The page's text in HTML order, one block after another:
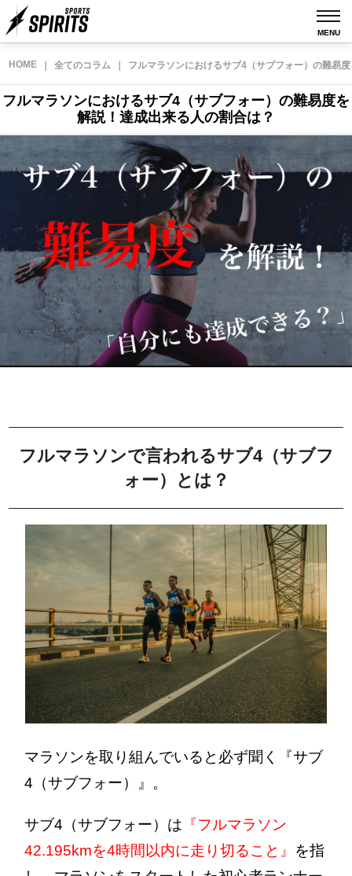
MENU
HOME 全てのコラム フルマラソンにおけるサブ4（サブフォー）の難易
フルマラソンにおけるサブ4（サブフォー）の難易度を
解説！達成出来る人の割合は？
フルマラソンで言われるサブ4（サブフ
ォー）とは？
マラソンを取り組んでいると必ず聞く『サブ
4（サブフォー）』。
サブ4（サブフォー）は 『フルマラソン
42.195kmを4時間以内に走り切ること』 を指